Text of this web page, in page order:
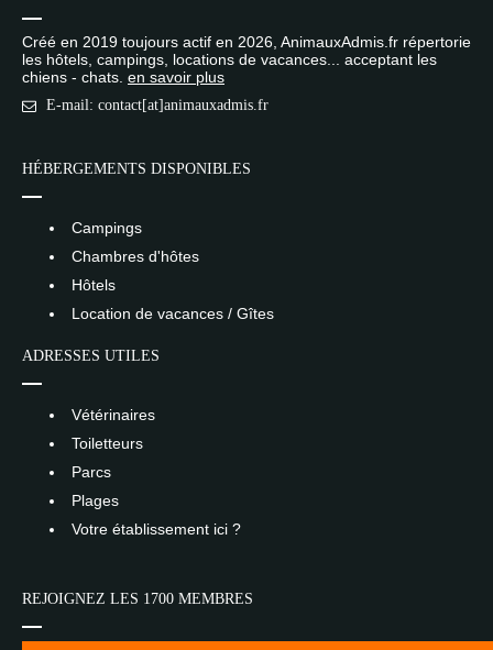
Créé en 2019 toujours actif en 2026, AnimauxAdmis.fr répertorie
les hôtels, campings, locations de vacances... acceptant les
chiens - chats. en savoir plus
E-mail: contact[at]animauxadmis.fr
HÉBERGEMENTS DISPONIBLES
Campings
Chambres d'hôtes
Hôtels
Location de vacances / Gîtes
ADRESSES UTILES
Vétérinaires
Toiletteurs
Parcs
Plages
Votre établissement ici ?
REJOIGNEZ LES 1700 MEMBRES